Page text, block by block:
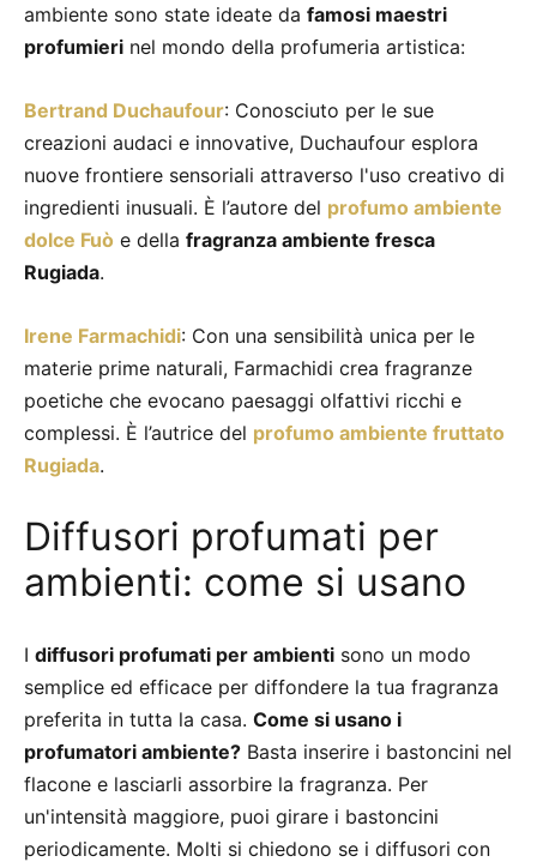
ambiente sono state ideate da famosi maestri
profumieri nel mondo della profumeria artistica:
Bertrand Duchaufour: Conosciuto per le sue
creazioni audaci e innovative, Duchaufour esplora
nuove frontiere sensoriali attraverso l'uso creativo di
ingredienti inusuali. È l’autore del profumo ambiente
dolce Fuò e della fragranza ambiente fresca
Rugiada.
Irene Farmachidi: Con una sensibilità unica per le
materie prime naturali, Farmachidi crea fragranze
poetiche che evocano paesaggi olfattivi ricchi e
complessi. È l’autrice del profumo ambiente fruttato
Rugiada.
Diffusori profumati per
ambienti: come si usano
I diffusori profumati per ambienti sono un modo
semplice ed efficace per diffondere la tua fragranza
preferita in tutta la casa. Come si usano i
profumatori ambiente? Basta inserire i bastoncini nel
flacone e lasciarli assorbire la fragranza. Per
un'intensità maggiore, puoi girare i bastoncini
periodicamente. Molti si chiedono se i diffusori con